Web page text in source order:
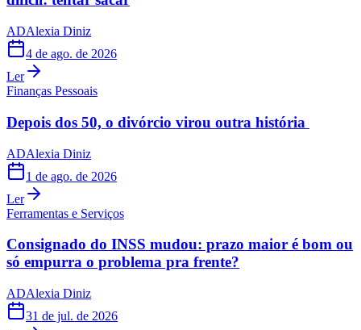
ADAlexia Diniz
4 de ago. de 2026
Ler
Finanças Pessoais
Depois dos 50, o divórcio virou outra história
ADAlexia Diniz
1 de ago. de 2026
Ler
Ferramentas e Serviços
Consignado do INSS mudou: prazo maior é bom ou
só empurra o problema pra frente?
ADAlexia Diniz
31 de jul. de 2026